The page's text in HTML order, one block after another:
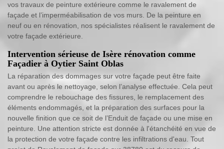
vos travaux de peinture extérieure comme le ravalement de
façade et l’imperméabilisation de vos murs. De la peinture en
neuf ou en rénovation, nos spécialistes réalisent le ravalement de
votre façade extérieure.
Intervention sérieuse de Isère rénovation comme
Façadier à Oytier Saint Oblas
La réparation des dommages sur votre façade peut être faite
avant ou après le nettoyage, selon l’analyse effectuée. Cela peut
comprendre le rebouchage des fissures, le remplacement des
éléments endommagés, et la préparation des surfaces pour la
nouvelle finition que ce soit de l’Enduit de façade ou une mise en
peinture. Une attention stricte est donnée à l'étanchéité en vue de
la protection de votre façade contre les infiltrations d'eau. Tout